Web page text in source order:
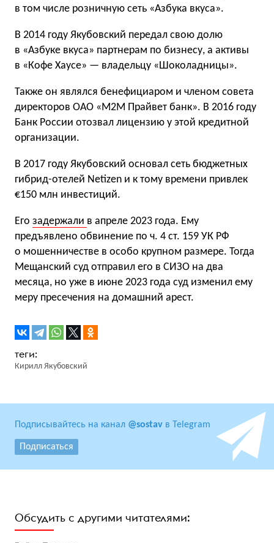
в том числе розничную сеть «Азбука вкуса».
В 2014 году Якубовский передал свою долю
в «Азбуке вкуса» партнерам по бизнесу, а активы
в «Кофе Хаусе» — владельцу «Шоколадницы».
Также он являлся бенефициаром и членом совета
директоров ОАО «М2М Прайвет банк». В 2016 году
Банк России отозвал лицензию у этой кредитной
организации.
В 2017 году Якубовский основал сеть бюджетных
гибрид-отелей Netizen и к тому времени привлек
€150 млн инвестиций.
Его задержали в апреле 2023 года. Ему
предъявлено обвинение по ч. 4 ст. 159 УК РФ
о мошенничестве в особо крупном размере. Тогда
Мещанский суд отправил его в СИЗО на два
месяца, но уже в июне 2023 года суд изменил ему
меру пресечения на домашний арест.
Кирилл Якубовский
Подписывайтесь на канал @sostav в Telegram
Подписаться
Обсудить с другими читателями: